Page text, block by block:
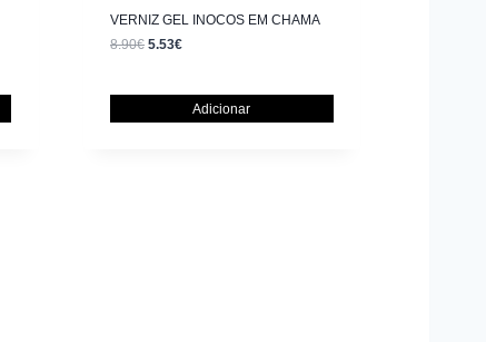
VERNIZ GEL INOCOS EM CHAMA
8.90€ 5.53€
Adicionar